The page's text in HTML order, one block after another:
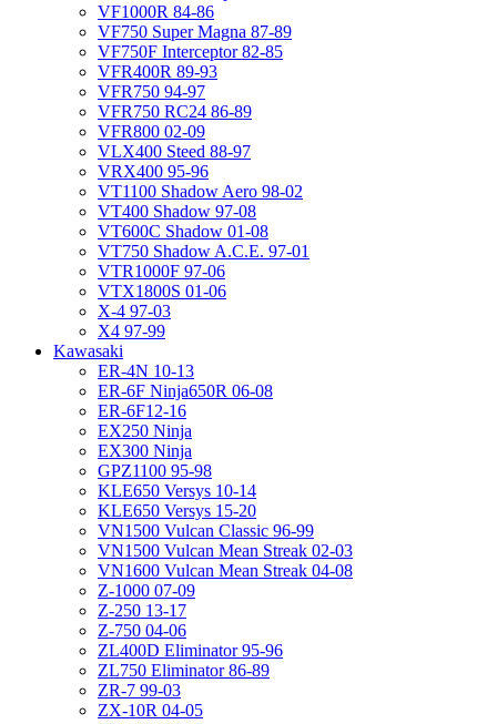
VF1000R 84-86
VF750 Super Magna 87-89
VF750F Interceptor 82-85
VFR400R 89-93
VFR750 94-97
VFR750 RC24 86-89
VFR800 02-09
VLX400 Steed 88-97
VRX400 95-96
VT1100 Shadow Aero 98-02
VT400 Shadow 97-08
VT600C Shadow 01-08
VT750 Shadow A.C.E. 97-01
VTR1000F 97-06
VTX1800S 01-06
X-4 97-03
X4 97-99
Kawasaki
ER-4N 10-13
ER-6F Ninja650R 06-08
ER-6F12-16
EX250 Ninja
EX300 Ninja
GPZ1100 95-98
KLE650 Versys 10-14
KLE650 Versys 15-20
VN1500 Vulcan Classic 96-99
VN1500 Vulcan Mean Streak 02-03
VN1600 Vulcan Mean Streak 04-08
Z-1000 07-09
Z-250 13-17
Z-750 04-06
ZL400D Eliminator 95-96
ZL750 Eliminator 86-89
ZR-7 99-03
ZX-10R 04-05